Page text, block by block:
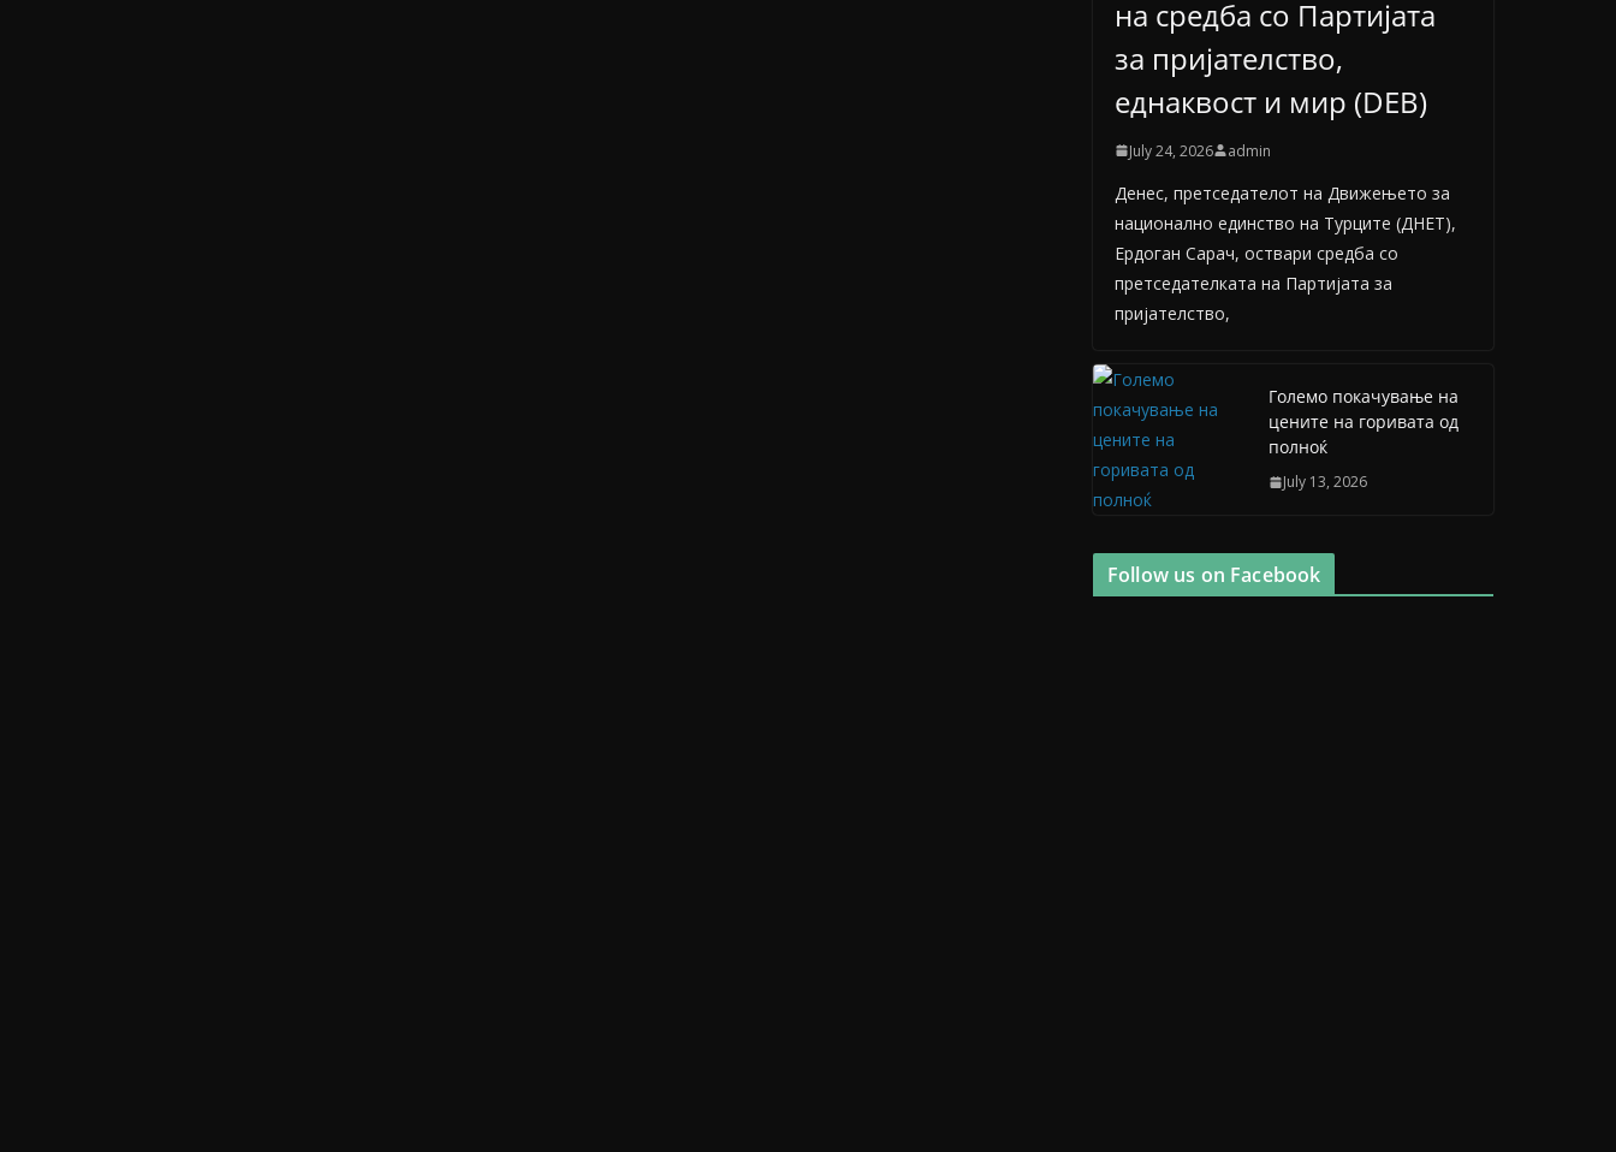
на средба со Партијата
за пријателство,
еднаквост и мир (DEB)
July 24, 2026 admin
Денес, претседателот на Движењето за
национално единство на Турците (ДНЕТ),
Ердоган Сарач, оствари средба со
претседателката на Партијата за
пријателство,
Големо покачување на
цените на горивата од
полноќ
July 13, 2026
Follow us on Facebook